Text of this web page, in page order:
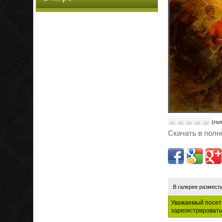
Скачать в
В галерее
Уважаемый